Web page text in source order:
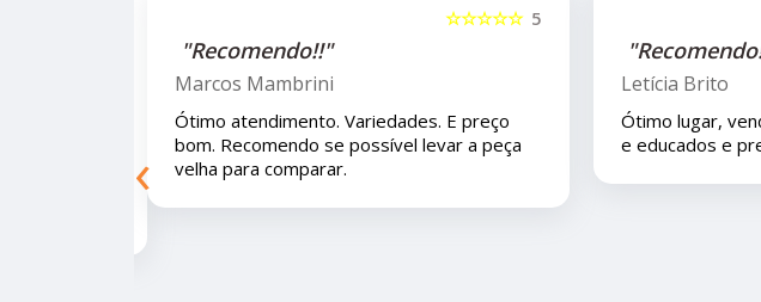
Variedades. E preço bom.
levar a peça velha para
"Recomendo!!!"
Letícia Brito
Ótimo lugar, vendedores super atenciosos
e educados e preços muito bons!
‹